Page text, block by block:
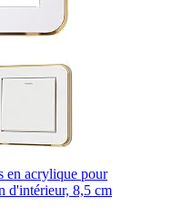
en acrylique pour
d'intérieur, 8,5 cm